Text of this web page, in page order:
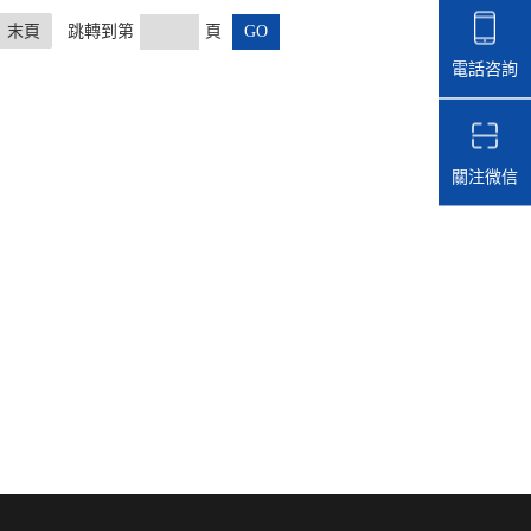
末頁 跳轉到第 頁
電話咨詢
關注微信